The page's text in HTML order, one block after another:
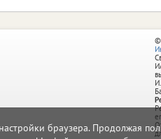
браузера. Продолжая